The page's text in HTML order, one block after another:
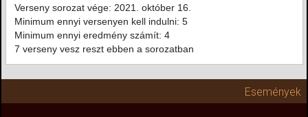
Verseny sorozat vége: 2021. október 16.
Minimum ennyi versenyen kell indulni: 5
Minimum ennyi eredmény számít: 4
7 verseny vesz reszt ebben a sorozatban
Események